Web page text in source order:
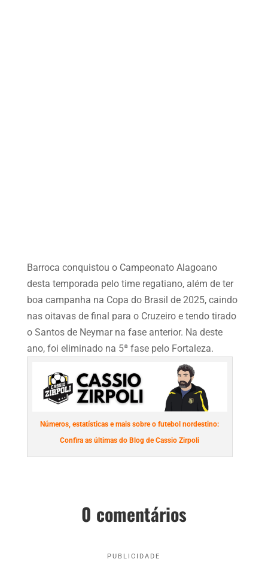
Barroca conquistou o Campeonato Alagoano
desta temporada pelo time regatiano, além de ter
boa campanha na Copa do Brasil de 2025, caindo
nas oitavas de final para o Cruzeiro e tendo tirado
o Santos de Neymar na fase anterior. Na deste
ano, foi eliminado na 5ª fase pelo Fortaleza.
Números, estatísticas e mais sobre o futebol nordestino:
Confira as últimas do Blog de Cassio Zirpoli
0 comentários
PUBLICIDADE